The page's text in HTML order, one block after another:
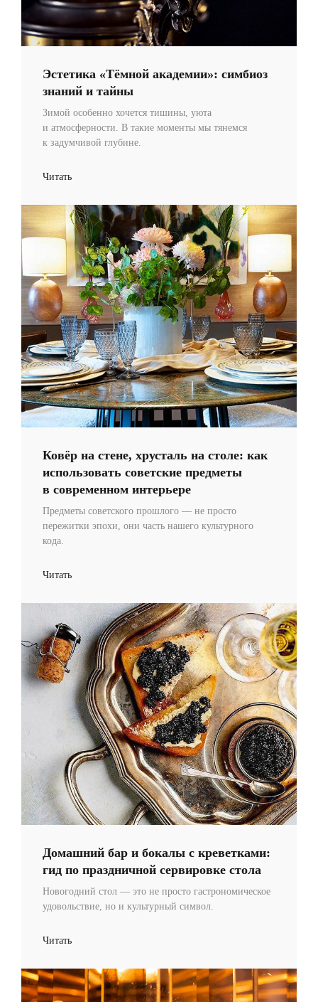
Эстетика «Тёмной академии»: симбиоз
знаний и тайны
Зимой особенно хочется тишины, уюта
и атмосферности. В такие моменты мы тянемся
к задумчивой глубине.
Читать
Ковёр на стене, хрусталь на столе: как
использовать советские предметы
в современном интерьере
Предметы советского прошлого — не просто
пережитки эпохи, они часть нашего культурного
кода.
Читать
Домашний бар и бокалы с креветками:
гид по праздничной сервировке стола
Новогодний стол — это не просто гастрономическое
удовольствие, но и культурный символ.
Читать